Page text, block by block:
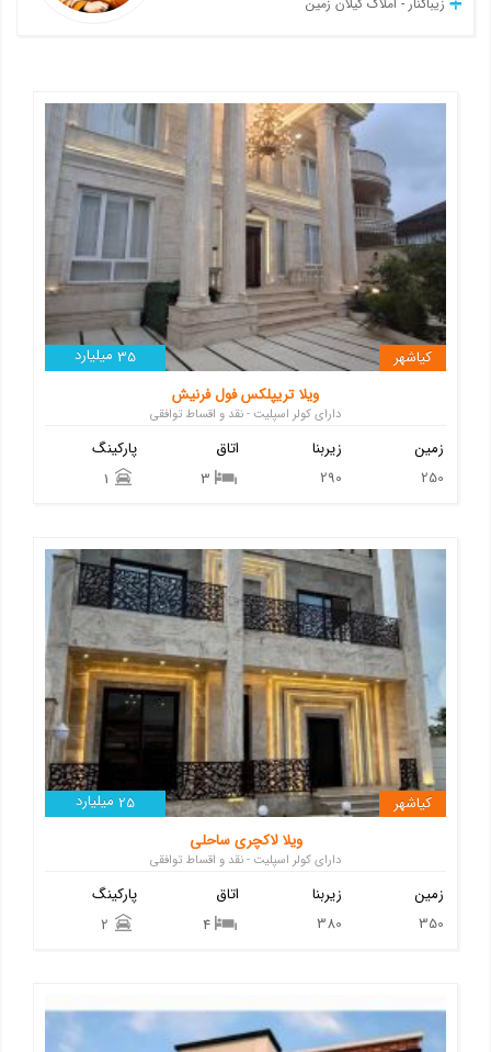
35 میلیارد
کیاشهر
ویلا تریپلکس فول فرنیش
دارای کولر اسپلیت - نقد و اقساط توافقی
پارکینگ
اتاق
3
زیربنا
290
زمین
250
25 میلیارد
کیاشهر
ویلا لاکچری ساحلی
دارای کولر اسپلیت - نقد و اقساط توافقی
پارکینگ
اتاق
4
زیربنا
380
زمین
350